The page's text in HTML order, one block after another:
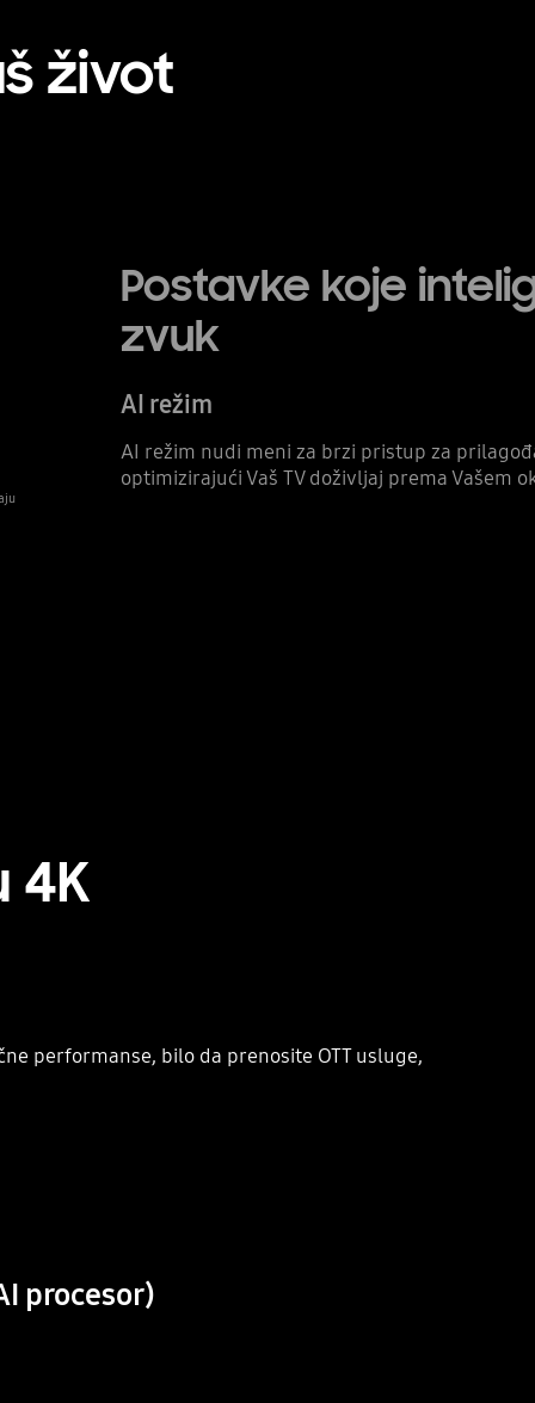
život
Postavke koje
zvuk
AI režim
AI režim nudi meni za brzi pristup za
optimizirajući Vaš TV doživljaj prema Vašem
4K
performanse, bilo da prenosite OTT usluge,
procesor)